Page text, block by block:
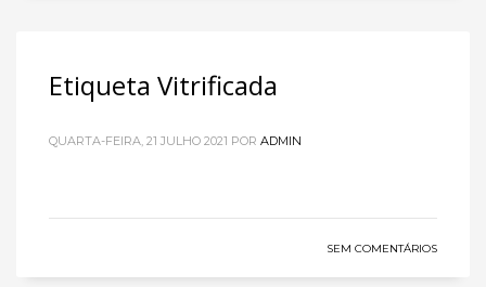
Etiqueta Vitrificada
QUARTA-FEIRA, 21 JULHO 2021 POR ADMIN
SEM COMENTÁRIOS